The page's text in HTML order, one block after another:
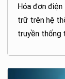
Hóa đơn
trữ trên hệ
truyền thống